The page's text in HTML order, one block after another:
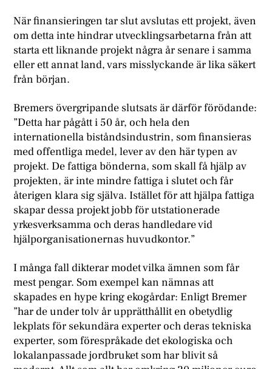
När finansieringen tar slut avslutas ett projekt, även
om detta inte hindrar utvecklingsarbetarna från att
starta ett liknande projekt några år senare i samma
eller ett annat land, vars misslyckande är lika säkert
från början.
Bremers övergripande slutsats är därför förödande:
”Detta har pågått i 50 år, och hela den
internationella biståndsindustrin, som finansieras
med offentliga medel, lever av den här typen av
projekt. De fattiga bönderna, som skall få hjälp av
projekten, är inte mindre fattiga i slutet och får
återigen klara sig själva. Istället för att hjälpa fattiga
skapar dessa projekt jobb för utstationerade
yrkesverksamma och deras handledare vid
hjälporganisationernas huvudkontor.”
I många fall dikterar modet vilka ämnen som får
mest pengar. Som exempel kan nämnas att
skapades en hype kring ekogårdar: Enligt Bremer
”har de under tolv år upprätthållit en obetydlig
lekplats för sekundära experter och deras tekniska
experter, som förespråkade det ekologiska och
lokalanpassade jordbruket som har blivit så